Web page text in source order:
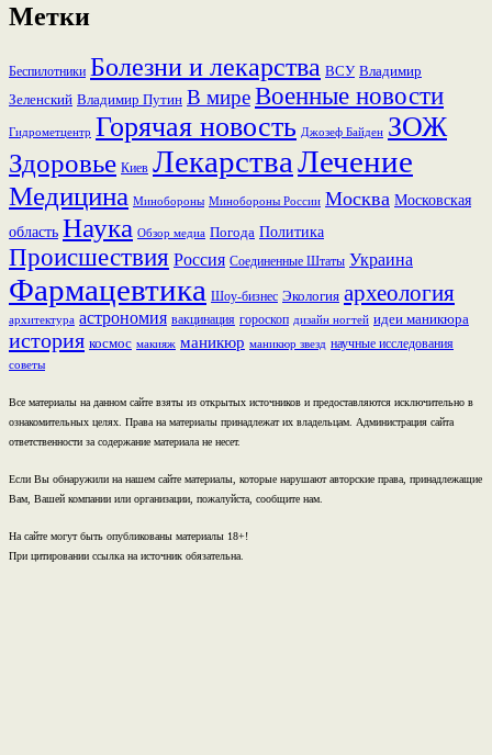
Метки
Беспилотники Болезни и лекарства ВСУ Владимир
Зеленский Владимир Путин В миреВоенные новости
Гидрометцентр Горячая новость Джозеф Байден ЗОЖ
Здоровье Киев ЛекарстваЛечение
Медицина Минобороны Минобороны России Москва Московская
область Наука Обзор медиа Погода Политика
Происшествия Россия Соединенные Штаты Украина
Фармацевтика Шоу-бизнес Экология археология
архитектура астрономия вакцинация гороскоп дизайн ногтей идеи маникюра
история космос макияж маникюр маникюр звезд научные исследования
советы
Все материалы на данном сайте взяты из открытых источников и предоставляются исключительно в
ознакомительных целях. Права на материалы принадлежат их владельцам. Администрация сайта
ответственности за содержание материала не несет.
Если Вы обнаружили на нашем сайте материалы, которые нарушают авторские права, принадлежащие
Вам, Вашей компании или организации, пожалуйста, сообщите нам.
На сайте могут быть опубликованы материалы 18+!
При цитировании ссылка на источник обязательна.